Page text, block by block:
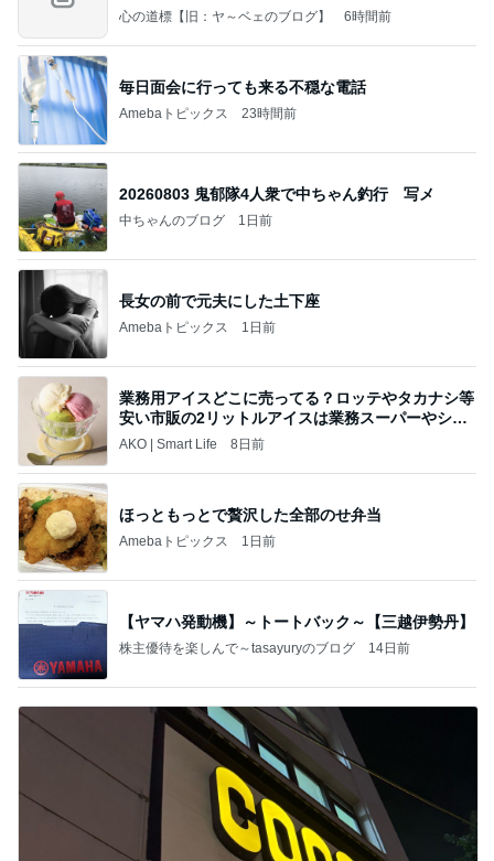
心の道標【旧：ヤ～ベェのブログ】 6時間前
毎日面会に行っても来る不穏な電話
Amebaトピックス 23時間前
20260803 鬼郁隊4人衆で中ちゃん釣行 写メ
中ちゃんのブログ 1日前
長女の前で元夫にした土下座
Amebaトピックス 1日前
業務用アイスどこに売ってる？ロッテやタカナシ等
安い市販の2リットルアイスは業務スーパーやシャ
トレ
AKO | Smart Life 8日前
ほっともっとで贅沢した全部のせ弁当
Amebaトピックス 1日前
【ヤマハ発動機】～トートバック～【三越伊勢丹】
株主優待を楽しんで～tasayuryのブログ 14日前